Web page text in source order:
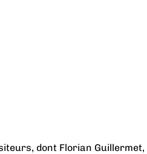
dont Florian Guillermet,